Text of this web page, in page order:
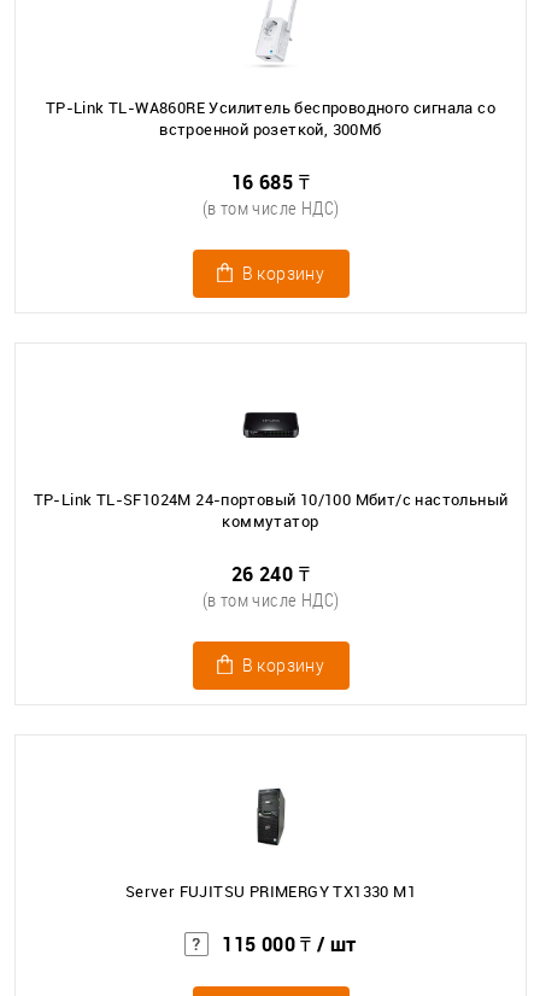
TP-Link TL-WA860RE Усилитель беспроводного сигнала со
встроенной розеткой, 300Мб
16 685 ₸
(в том числе НДС)
В корзину
TP-Link TL-SF1024M 24-портовый 10/100 Мбит/с настольный
коммутатор
26 240 ₸
(в том числе НДС)
В корзину
Server FUJITSU PRIMERGY TX1330 M1
115 000 ₸/ шт